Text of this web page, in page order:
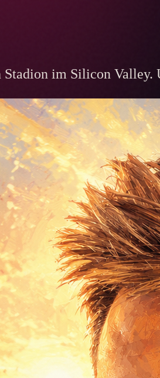
Stadion im Silicon Valley.